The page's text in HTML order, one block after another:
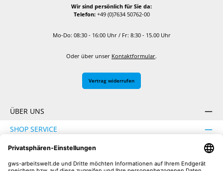
Wir sind persönlich für Sie da:
Telefon:+49 (0)7634 50762-00
Mo-Do: 08:30 - 16:00 Uhr / Fr: 8:30 - 15.00 Uhr
Oder über unser Kontaktformular.
Vertrag widerrufen
ÜBER UNS
SHOP SERVICE
INFORMATION
SICHER EINKAUFEN